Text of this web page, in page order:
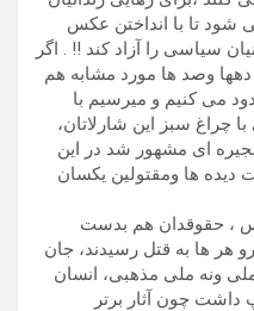
شود تا با انداختن عکس
سیاسی را آزاد کند !! . اگر
دهها وصد ها مورد مشابه هم
می کنیم و میرسیم با
چراغ سبز این شارلاتان،
ای مشهور شد در این
دیده ها ومقتولین یکسان
، حقوقدان هم بدست
هر ها به قتل رسیدند، جان
ملی ونه ملی مذهبی، انسان
چون آثار برتر